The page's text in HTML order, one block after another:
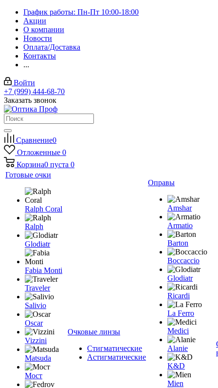
График работы: Пн-Пт 10:00-18:00
Акции
О компании
Новости
Оплата/Доставка
Контакты
...
Войти
+7 (999) 444-68-70
Заказать звонок
Сравнение0
Отложенные 0
Корзина0 пуста 0
Готовые очки
Ralph Coral
Ralph
Glodiatr
Fabia Monti
Traveler
Salivio
Oscar
Vizzini
Matsuda
Мост
Очковые линзы
Стигматические
Астигматические
Оправы
Amshar
Armatio
Barton
Boccaccio
Glodiatr
Ricardi
La Ferro
Medici
Alanie
K&D
Mien